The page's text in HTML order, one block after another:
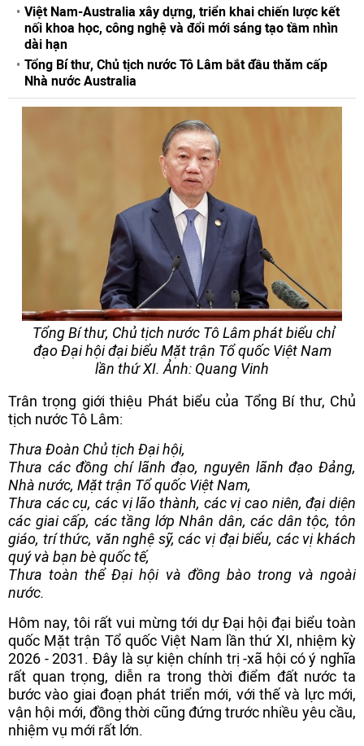
Việt Nam-Australia xây dựng, triển khai chiến lược kết
nối khoa học, công nghệ và đổi mới sáng tạo tầm nhìn
dài hạn
Tổng Bí thư, Chủ tịch nước Tô Lâm bắt đầu thăm cấp
Nhà nước Australia
Tổng Bí thư, Chủ tịch nước Tô Lâm phát biểu chỉ
đạo Đại hội đại biểu Mặt trận Tổ quốc Việt Nam
lần thứ XI. Ảnh: Quang Vinh
Trân trọng giới thiệu Phát biểu của Tổng Bí thư, Chủ
tịch nước Tô Lâm:
Thưa Đoàn Chủ tịch Đại hội,
Thưa các đồng chí lãnh đạo, nguyên lãnh đạo Đảng,
Nhà nước, Mặt trận Tổ quốc Việt Nam,
Thưa các cụ, các vị lão thành, các vị cao niên, đại diện
các giai cấp, các tầng lớp Nhân dân, các dân tộc, tôn
giáo, trí thức, văn nghệ sỹ, các vị đại biểu, các vị khách
quý và bạn bè quốc tế,
Thưa toàn thể Đại hội và đồng bào trong và ngoài
nước.
Hôm nay, tôi rất vui mừng tới dự Đại hội đại biểu toàn
quốc Mặt trận Tổ quốc Việt Nam lần thứ XI, nhiệm kỳ
2026 - 2031. Đây là sự kiện chính trị -xã hội có ý nghĩa
rất quan trọng, diễn ra trong thời điểm đất nước ta
bước vào giai đoạn phát triển mới, với thế và lực mới,
vận hội mới, đồng thời cũng đứng trước nhiều yêu cầu,
nhiệm vụ mới rất lớn.